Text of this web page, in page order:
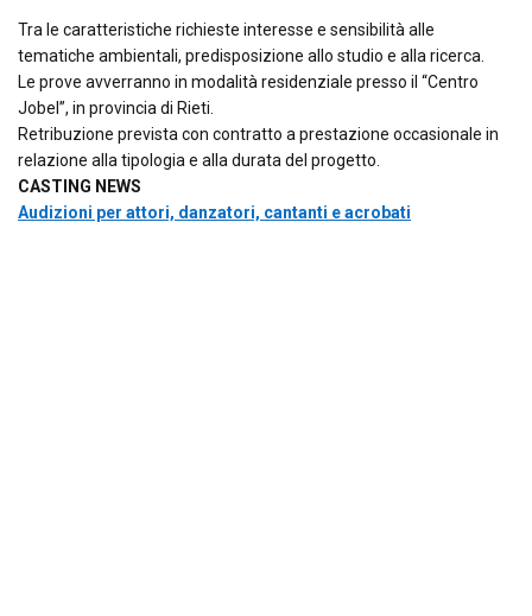
Tra le caratteristiche richieste interesse e sensibilità alle
tematiche ambientali, predisposizione allo studio e alla ricerca.
Le prove avverranno in modalità residenziale presso il “Centro
Jobel”, in provincia di Rieti.
Retribuzione prevista con contratto a prestazione occasionale in
relazione alla tipologia e alla durata del progetto.
CASTING NEWS
Audizioni per attori, danzatori, cantanti e acrobati